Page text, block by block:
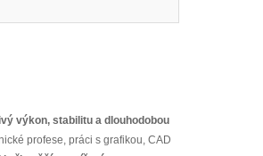
výkon, stabilitu a dlouhodobou
profese, práci s grafikou, CAD